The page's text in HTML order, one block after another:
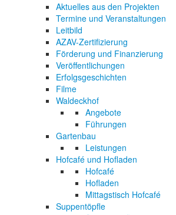
Aktuelles aus den Projekten
Termine und Veranstaltungen
Leitbild
AZAV-Zertifizierung
Förderung und Finanzierung
Veröffentlichungen
Erfolgsgeschichten
Filme
Waldeckhof
Angebote
Führungen
Gartenbau
Leistungen
Hofcafé und Hofladen
Hofcafé
Hofladen
Mittagstisch Hofcafé
Suppentöpfle